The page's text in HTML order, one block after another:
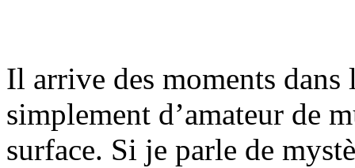
Il arrive des moments dans
simplement d’amateur de
surface. Si je parle de